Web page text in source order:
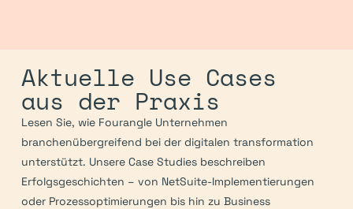
Aktuelle Use Cases
aus der Praxis
Lesen Sie, wie Fourangle Unternehmen
branchenübergreifend bei der digitalen transformation
unterstützt. Unsere Case Studies beschreiben
Erfolgsgeschichten – von NetSuite-Implementierungen
oder Prozessoptimierungen bis hin zu Business